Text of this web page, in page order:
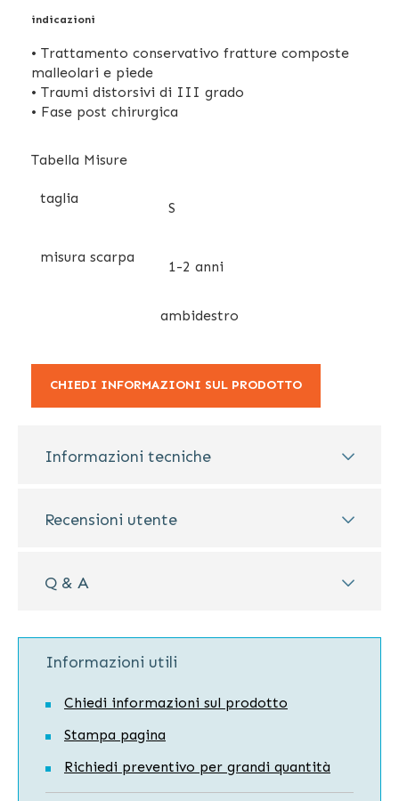
indicazioni
• Trattamento conservativo fratture composte
malleolari e piede
• Traumi distorsivi di III grado
• Fase post chirurgica
Tabella Misure
taglia
S
misura scarpa
1-2 anni
ambidestro
CHIEDI INFORMAZIONI SUL PRODOTTO
Informazioni tecniche
Recensioni utente
Q & A
Informazioni utili
Chiedi informazioni sul prodotto
Stampa pagina
Richiedi preventivo per grandi quantità